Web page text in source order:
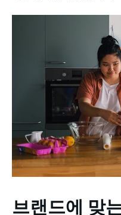
브랜드에 맞